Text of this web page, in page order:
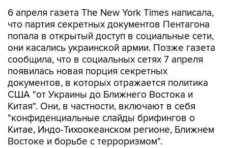
6 апреля газета The New York Times написала,
что партия секретных документов Пентагона
попала в открытый доступ в социальные сети,
они касались украинской армии. Позже газета
сообщила, что в социальных сетях 7 апреля
появилась новая порция секретных
документов, в которых отражается политика
США "от Украины до Ближнего Востока и
Китая". Они, в частности, включают в себя
"конфиденциальные слайды брифингов о
Китае, Индо-Тихоокеанском регионе, Ближнем
Востоке и борьбе с терроризмом".